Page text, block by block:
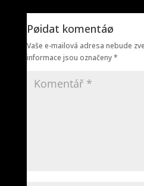
Pøidat komentáø
Vaše e-mailová adresa nebude
informace jsou označeny*